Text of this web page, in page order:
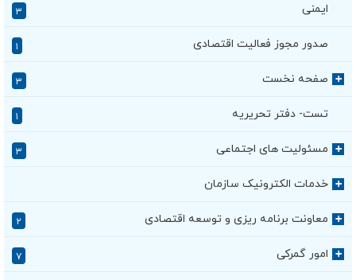
ایمنی ۳
صدور مجوز فعالیت اقتصادی
+ صفحه نخست ۳
تست- دفتر تحریریه
+ مسئولیت های اجتماعی ۳
+ خدمات الکترونیک سازمان
+ معاونت برنامه ریزی و توسعه اقتصادی ۲
+ امور گمرکی ۷